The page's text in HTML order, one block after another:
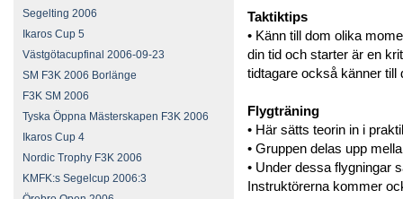
Segelting 2006
Ikaros Cup 5
Västgötacupfinal 2006-09-23
SM F3K 2006 Borlänge
F3K SM 2006
Tyska Öppna Mästerskapen F3K 2006
Ikaros Cup 4
Nordic Trophy F3K 2006
KMFK:s Segelcup 2006:3
Taktiktips
• Känn till dom olika
din tid och starter är en
tidtagare också känner
Flygträning
• Här sätts teorin in i
• Gruppen delas upp
• Under dessa flygningar
Instruktörerna kommer